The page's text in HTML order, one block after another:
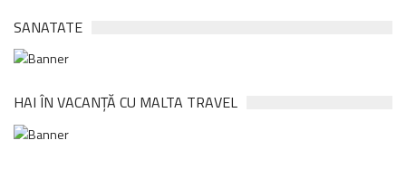
SANATATE
HAI ÎN VACANȚĂ CU MALTA TRAVEL